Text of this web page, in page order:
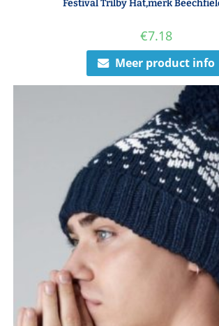
Festival Trilby Hat,merk
€7.18
Meer product info